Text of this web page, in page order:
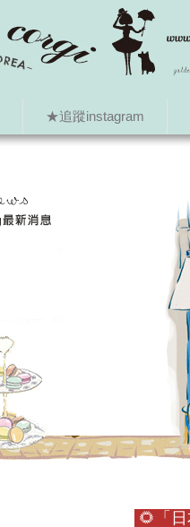
★追蹤instagram